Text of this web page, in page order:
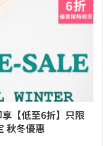
【低至6折】只限
秋冬優惠